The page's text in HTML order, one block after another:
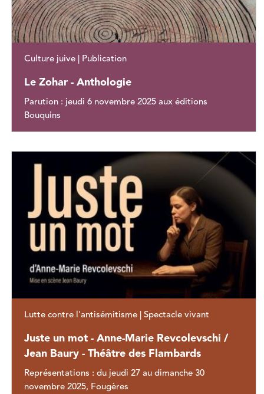
Culture juive | Publication
Le Zohar - Anthologie
Parution : jeudi 6 novembre 2025 aux éditions
Bouquins
Lutte contre l'antisémitisme | Spectacle vivant
Juste un mot - Anne-Marie Revcolevschi /
Jean Baury - Théâtre des Flambards
Représentations : du jeudi 27 au dimanche 30
novembre 2025, Fougères